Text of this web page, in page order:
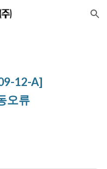
Skip to navigation
12-A]
오류